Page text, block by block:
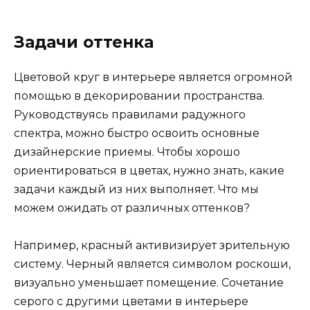
Задачи оттенка
Цветовой круг в интерьере является огромной
помощью в декорировании пространства.
Руководствуясь правилами радужного
спектра, можно быстро освоить основные
дизайнерские приемы. Чтобы хорошо
ориентироваться в цветах, нужно знать, какие
задачи каждый из них выполняет. Что мы
можем ожидать от различных оттенков?
Например, красный активизирует зрительную
систему. Черный является символом роскоши,
визуально уменьшает помещение. Сочетание
серого с другими цветами в интерьере